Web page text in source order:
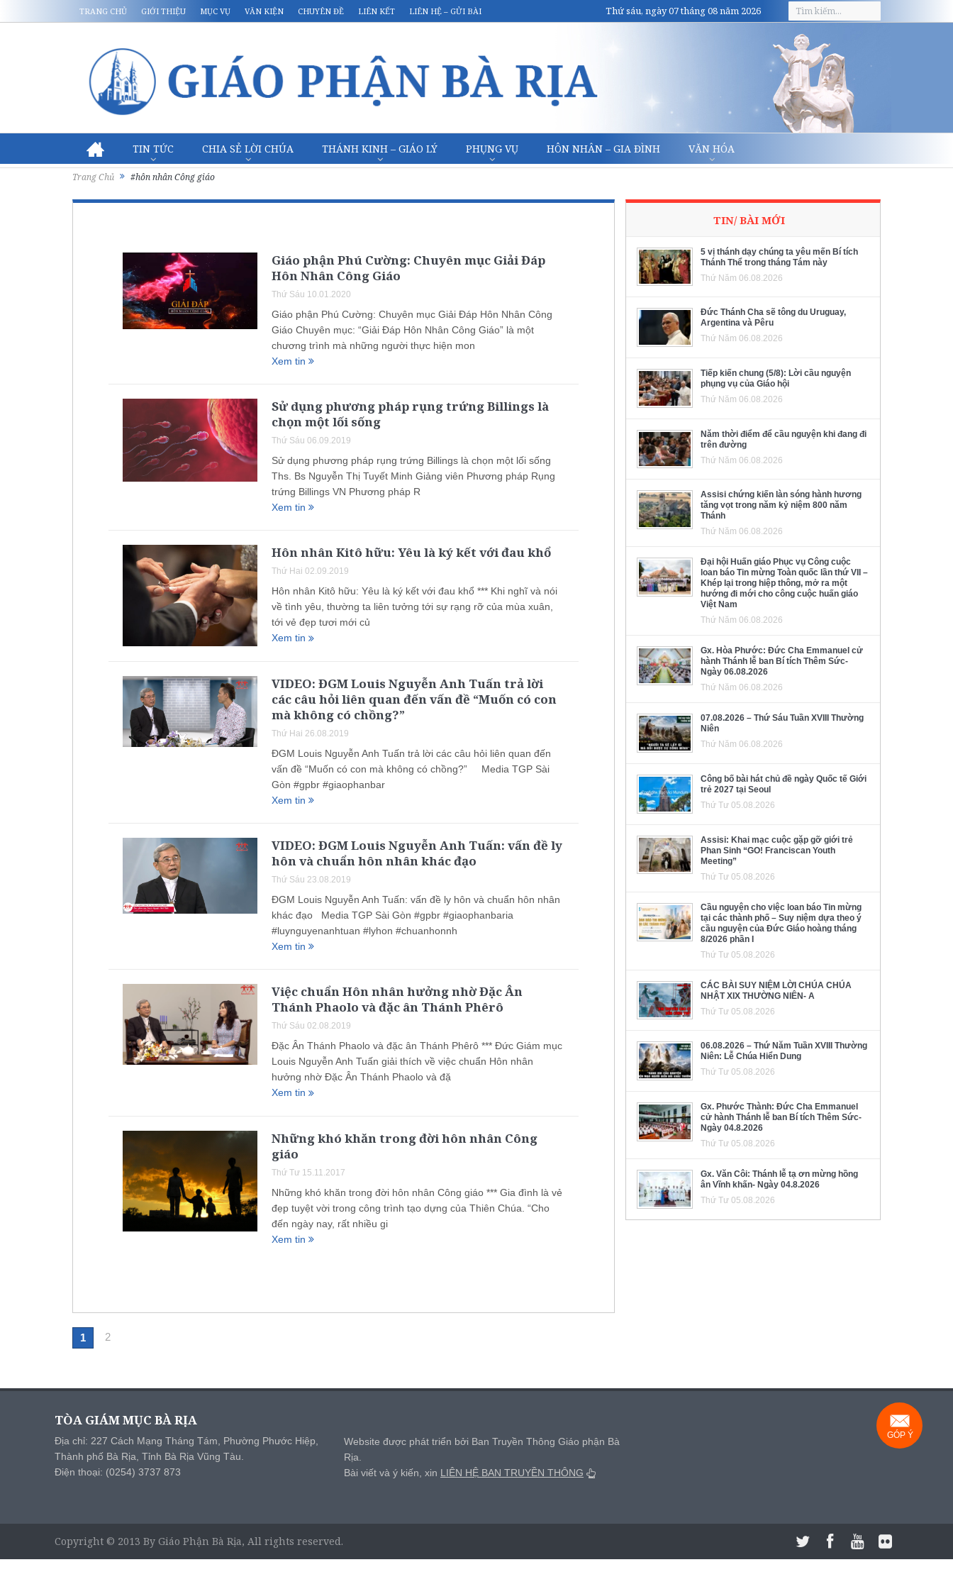
TRANG CHỦ GIỚI THIỆU MỤC VỤ VĂN KIỆN CHUYÊN ĐỀ LIÊN KẾT LIÊN HỆ – GỬI BÀI Thứ sáu, ngày 07 tháng 08 năm 2026
TIN TỨC CHIA SẺ LỜI CHÚA THÁNH KINH – GIÁO LÝ PHỤNG VỤ HÔN NHÂN – GIA ĐÌNH VĂN HÓA
Trang Chủ #hôn nhân Công giáo
Giáo phận Phú Cường: Chuyên mục Giải Đáp
Hôn Nhân Công Giáo
Thứ Sáu 10.01.2020
Giáo phận Phú Cường: Chuyên mục Giải Đáp Hôn Nhân Công
Giáo Chuyên mục: “Giải Đáp Hôn Nhân Công Giáo” là một
chương trình mà những người thực hiện mon
Xem tin
Sử dụng phương pháp rụng trứng Billings là
chọn một lối sống
Thứ Sáu 06.09.2019
Sử dụng phương pháp rụng trứng Billings là chọn một lối sống
Ths. Bs Nguyễn Thị Tuyết Minh Giảng viên Phương pháp Rụng
trứng Billings VN Phương pháp R
Xem tin
Hôn nhân Kitô hữu: Yêu là ký kết với đau khổ
Thứ Hai 02.09.2019
Hôn nhân Kitô hữu: Yêu là ký kết với đau khổ *** Khi nghĩ và nói
về tình yêu, thường ta liên tưởng tới sự rạng rỡ của mùa xuân,
tới vẻ đẹp tươi mới củ
Xem tin
VIDEO: ĐGM Louis Nguyễn Anh Tuấn trả lời
các câu hỏi liên quan đến vấn đề “Muốn có con
mà không có chồng?”
Thứ Hai 26.08.2019
ĐGM Louis Nguyễn Anh Tuấn trả lời các câu hỏi liên quan đến
vấn đề “Muốn có con mà không có chồng?” Media TGP Sài
Gòn #gpbr #giaophanbar
Xem tin
VIDEO: ĐGM Louis Nguyễn Anh Tuấn: vấn đề ly
hôn và chuẩn hôn nhân khác đạo
Thứ Sáu 23.08.2019
ĐGM Louis Nguyễn Anh Tuấn: vấn đề ly hôn và chuẩn hôn nhân
khác đạo Media TGP Sài Gòn #gpbr #giaophanbaria
#luynguyenanhtuan #lyhon #chuanhonnh
Xem tin
Việc chuẩn Hôn nhân hưởng nhờ Đặc Ân
Thánh Phaolo và đặc ân Thánh Phêrô
Thứ Sáu 02.08.2019
Đặc Ân Thánh Phaolo và đặc ân Thánh Phêrô *** Đức Giám mục
Louis Nguyễn Anh Tuấn giải thích về việc chuẩn Hôn nhân
hưởng nhờ Đặc Ân Thánh Phaolo và đặ
Xem tin
Những khó khăn trong đời hôn nhân Công
giáo
Thứ Tư 15.11.2017
Những khó khăn trong đời hôn nhân Công giáo *** Gia đình là vẻ
đẹp tuyệt vời trong công trình tạo dựng của Thiên Chúa. “Cho
đến ngày nay, rất nhiều gi
Xem tin
1 2
TIN/ BÀI MỚI
5 vị thánh dạy chúng ta yêu mến Bí tích
Thánh Thể trong tháng Tám này
Thứ Năm 06.08.2026
Đức Thánh Cha sẽ tông du Uruguay,
Argentina và Pêru
Thứ Năm 06.08.2026
Tiếp kiến chung (5/8): Lời cầu nguyện
phụng vụ của Giáo hội
Thứ Năm 06.08.2026
Năm thời điểm để cầu nguyện khi đang đi
trên đường
Thứ Năm 06.08.2026
Assisi chứng kiến làn sóng hành hương
tăng vọt trong năm kỷ niệm 800 năm
Thánh
Thứ Năm 06.08.2026
Đại hội Huấn giáo Phục vụ Công cuộc
loan báo Tin mừng Toàn quốc lần thứ VII –
Khép lại trong hiệp thông, mở ra một
hướng đi mới cho công cuộc huấn giáo
Việt Nam
Thứ Năm 06.08.2026
Gx. Hòa Phước: Đức Cha Emmanuel cử
hành Thánh lễ ban Bí tích Thêm Sức-
Ngày 06.08.2026
Thứ Năm 06.08.2026
07.08.2026 – Thứ Sáu Tuần XVIII Thường
Niên
Thứ Năm 06.08.2026
Công bố bài hát chủ đề ngày Quốc tế Giới
trẻ 2027 tại Seoul
Thứ Tư 05.08.2026
Assisi: Khai mạc cuộc gặp gỡ giới trẻ
Phan Sinh “GO! Franciscan Youth
Meeting”
Thứ Tư 05.08.2026
Cầu nguyện cho việc loan báo Tin mừng
tại các thành phố – Suy niệm dựa theo ý
cầu nguyện của Đức Giáo hoàng tháng
8/2026 phần I
Thứ Tư 05.08.2026
CÁC BÀI SUY NIỆM LỜI CHÚA CHÚA
NHẬT XIX THƯỜNG NIÊN- A
Thứ Tư 05.08.2026
06.08.2026 – Thứ Năm Tuần XVIII Thường
Niên: Lễ Chúa Hiển Dung
Thứ Tư 05.08.2026
Gx. Phước Thành: Đức Cha Emmanuel
cử hành Thánh lễ ban Bí tích Thêm Sức-
Ngày 04.8.2026
Thứ Tư 05.08.2026
Gx. Văn Côi: Thánh lễ tạ ơn mừng hồng
ân Vĩnh khấn- Ngày 04.8.2026
Thứ Tư 05.08.2026
TÒA GIÁM MỤC BÀ RỊA
Địa chỉ: 227 Cách Mạng Tháng Tám, Phường Phước Hiệp,
Thành phố Bà Rịa, Tỉnh Bà Rịa Vũng Tàu.
Điện thoại: (0254) 3737 873
Website được phát triển bởi Ban Truyền Thông Giáo phận Bà
Rịa.
Bài viết và ý kiến, xin LIÊN HỆ BAN TRUYỀN THÔNG
Copyright © 2013 By Giáo Phận Bà Rịa, All rights reserved.
GÓP Ý